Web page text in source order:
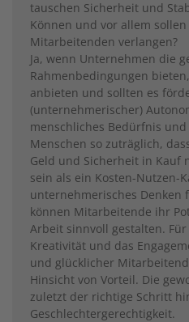
tauschen Sicherheit und
Können und vor allem
Mitarbeitenden verlangen?
Ja, wenn Unternehmen die
Rahmenbedingungen
anbieten und sollten es
(unternehmerischer)
menschliches Bedürfnis und
Menschen so zuträglich,
Geld und Sicherheit in Kauf
sein als ein Kosten-Nutzen-
unternehmerisches Denken
können Mitarbeitende ihr
Arbeit sinnvoll gestalten.
Kreativität und das
und glücklicher
Hinsicht von Vorteil. Die
zuletzt der richtige Schritt
Geschlechtergerechtigkeit.